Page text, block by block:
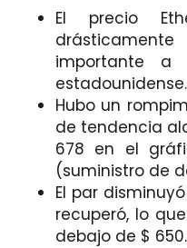
El precio
importante
estadounidense.
Hubo un
de tendencia
678 en el
(suministro de
El par
recuperó, lo
debajo de $ 650.